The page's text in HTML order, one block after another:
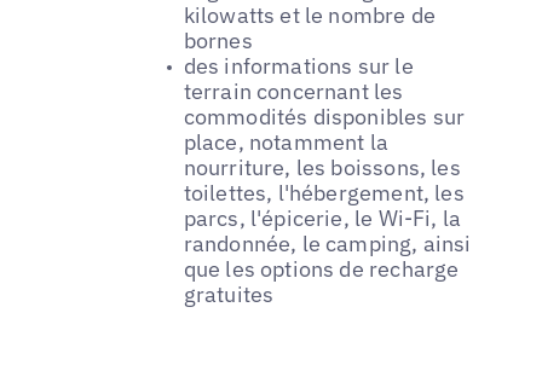
kilowatts et le nombre de
bornes
des informations sur le
terrain concernant les
commodités disponibles sur
place, notamment la
nourriture, les boissons, les
toilettes, l'hébergement, les
parcs, l'épicerie, le Wi-Fi, la
randonnée, le camping, ainsi
que les options de recharge
gratuites